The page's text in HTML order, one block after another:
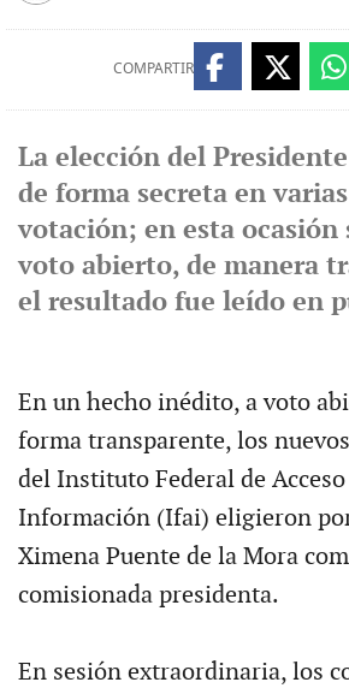
COMPARTIR
La elección del
de forma secreta en
votación; en esta ocasión
voto abierto, de manera
el resultado fue leído en
En un hecho inédito, a voto
forma transparente, los
del Instituto Federal de
Información (Ifai) eligieron
Ximena Puente de la Mora
comisionada presidenta.
En sesión extraordinaria, los